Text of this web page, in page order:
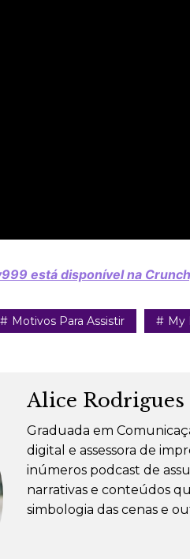
está disponível na
Motivos Para Assistir My
Alice Rodrigues
Graduada em
digital e assessora de
inúmeros podcast de
narrativas e conteúdos
simbologia das cenas e